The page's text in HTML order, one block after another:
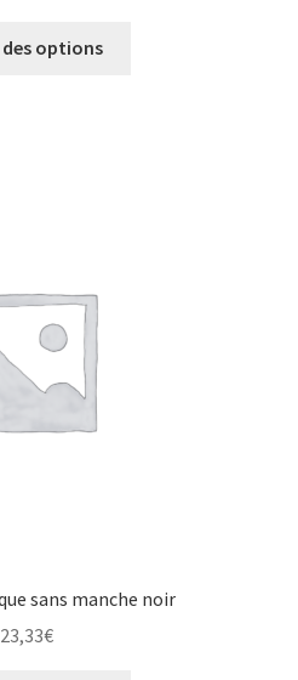
des options
sans manche noir
23,33€